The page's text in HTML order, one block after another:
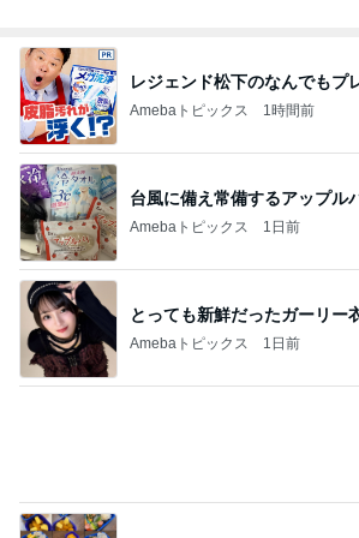
皆が羨む大学に25年勤めた幸運
Amebaトピックス